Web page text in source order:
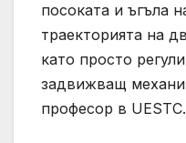
посоката и ъгъла
траекторията на
като просто
задвижващ
професор в UESTC.